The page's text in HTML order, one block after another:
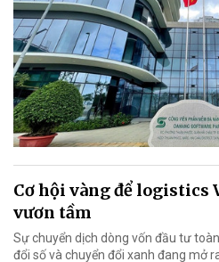
Cơ hội vàng để logistics
vươn tầm
Sự chuyển dịch dòng vốn đầu tư
đổi số và chuyển đổi xanh đang mở